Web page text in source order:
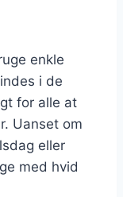
enkle
i de
for alle at
Uanset om
eller
med hvid